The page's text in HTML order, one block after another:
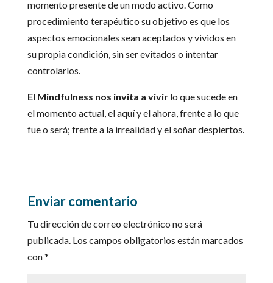
momento presente de un modo activo. Como
procedimiento terapéutico su objetivo es que los
aspectos emocionales sean aceptados y vividos en
su propia condición, sin ser evitados o intentar
controlarlos.
El Mindfulness nos invita a vivirlo que sucede en
el momento actual, el aquí y el ahora, frente a lo que
fue o será; frente a la irrealidad y el soñar despiertos.
Enviar comentario
Tu dirección de correo electrónico no será
publicada. Los campos obligatorios están marcados
con*